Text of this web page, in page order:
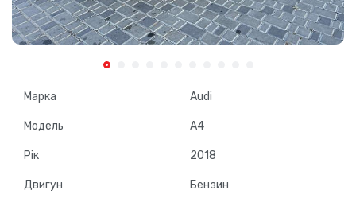
Марка Audi
Модель A4
Рік 2018
Двигун Бензин